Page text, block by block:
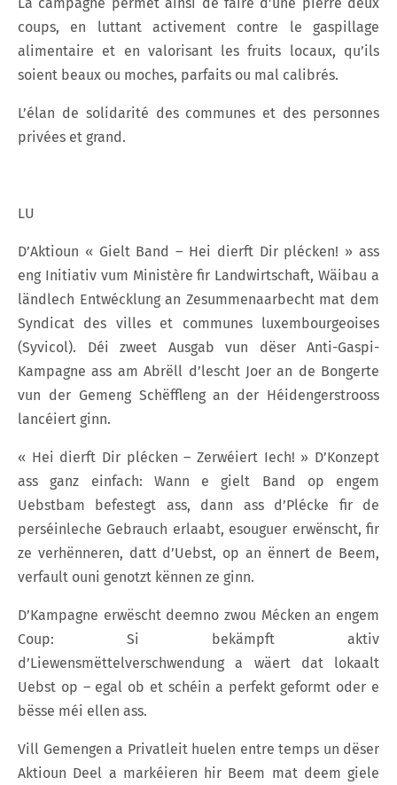
coups, en luttant activement contre le gaspillage
alimentaire et en valorisant les fruits locaux, qu’ils
soient beaux ou moches, parfaits ou mal calibrés.
L’élan de solidarité des communes et des personnes
privées et grand.
LU
D’Aktioun « Gielt Band – Hei dierft Dir plécken! » ass
eng Initiativ vum Ministère fir Landwirtschaft, Wäibau a
ländlech Entwécklung an Zesummenaarbecht mat dem
Syndicat des villes et communes luxembourgeoises
(Syvicol). Déi zweet Ausgab vun dëser Anti-Gaspi-
Kampagne ass am Abrëll d’lescht Joer an de Bongerte
vun der Gemeng Schëffleng an der Héidengerstrooss
lancéiert ginn.
« Hei dierft Dir plécken – Zerwéiert Iech! » D’Konzept
ass ganz einfach: Wann e gielt Band op engem
Uebstbam befestegt ass, dann ass d’Plécke fir de
perséinleche Gebrauch erlaabt, esouguer erwënscht, fir
ze verhënneren, datt d’Uebst, op an ënnert de Beem,
verfault ouni genotzt kënnen ze ginn.
D’Kampagne erwëscht deemno zwou Mécken an engem
Coup: Si bekämpft aktiv
d’Liewensmëttelverschwendung a wäert dat lokaalt
Uebst op – egal ob et schéin a perfekt geformt oder e
bësse méi ellen ass.
Vill Gemengen a Privatleit huelen entre temps un dëser
Aktioun Deel a markéieren hir Beem mat deem giele